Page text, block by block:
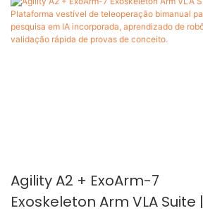
Agility A2 + ExoArm-7
Exoskeleton Arm VLA Suite |